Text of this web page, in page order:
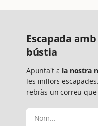
Escapada
bústia
Apunta't a la nostra
les millors
rebràs un correu